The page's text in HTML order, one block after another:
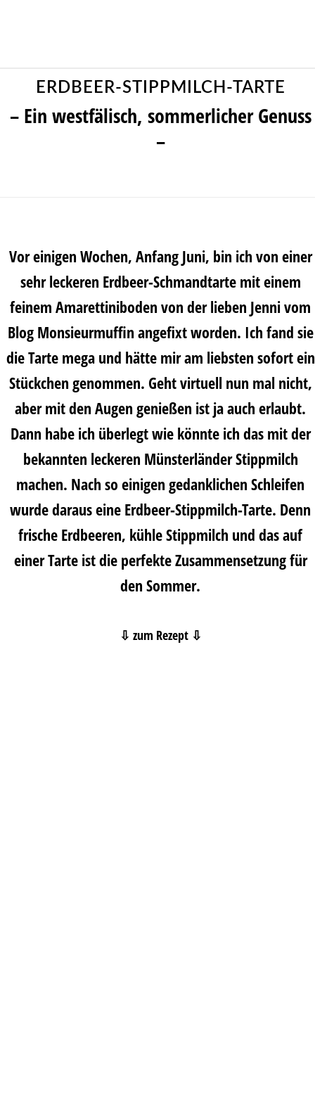
ERDBEER-STIPPMILCH-TARTE
– Ein westfälisch, sommerlicher Genuss
–
Vor einigen Wochen, Anfang Juni, bin ich von einer
sehr leckeren Erdbeer-Schmandtarte mit einem
feinem Amarettiniboden von der lieben Jennivom
Blog Monsieurmuffin angefixt worden. Ich fand sie
die Tarte mega und hätte mir am liebsten sofort ein
Stückchen genommen. Geht virtuell nun mal nicht,
aber mit den Augen genießen ist ja auch erlaubt.
Dann habe ich überlegt wie könnte ich das mit der
bekannten leckeren Münsterländer Stippmilch
machen. Nach so einigen gedanklichen Schleifen
wurde daraus eine Erdbeer-Stippmilch-Tarte. Denn
frische Erdbeeren, kühle Stippmilch und das auf
einer Tarte ist die perfekte Zusammensetzung für
den Sommer.
⇩ zum Rezept ⇩